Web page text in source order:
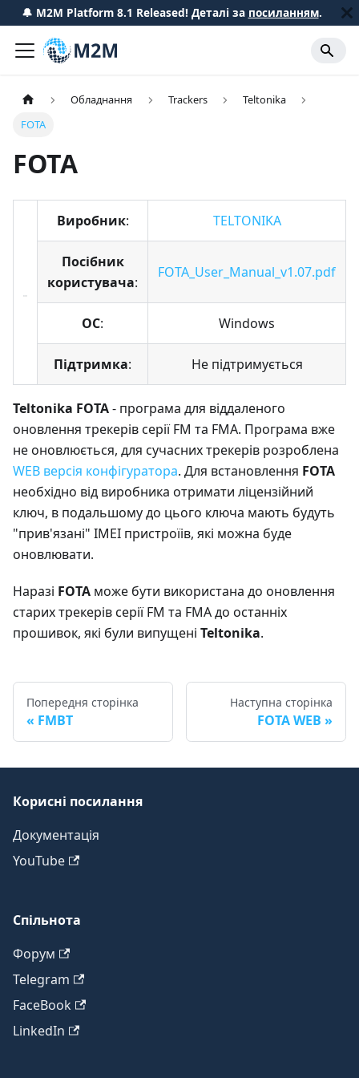
🔔 M2M Platform 8.1 Released! Деталі за посиланням.
Обладнання Trackers
Teltonika
FOTA
FOTA
Виробник: TELTONIKA
Посібник
користувача:
FOTA_User_Manual_v1.07.pdf
ОС: Windows
Підтримка: Не підтримується
Teltonika FOTA- програма для віддаленого
оновлення трекерів серії FM та FMA. Програма вже
не оновлюється, для сучасних трекерів розроблена
WEB версія конфігуратора. Для встановлення FOTA
необхідно від виробника отримати ліцензійний
ключ, в подальшому до цього ключа мають будуть
"прив'язані" IMEI пристроїів, які можна буде
оновлювати.
Наразі FOTA може бути використана до оновлення
старих трекерів серії FM та FMA до останніх
прошивок, які були випущені Teltonika.
Попередня сторінка
FMBT
Наступна сторінка
FOTA WEB
Корисні посилання
Документація
YouTube
Спільнота
Форум
Telegram
FaceBook
LinkedIn